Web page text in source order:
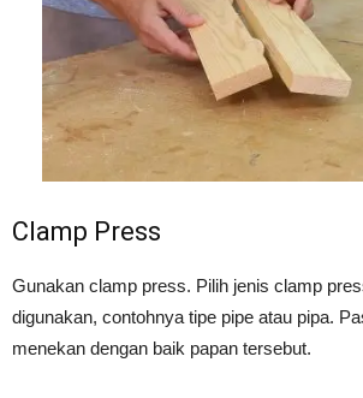
Clamp Press
Gunakan clamp press. Pilih jenis clamp
digunakan, contohnya tipe pipe atau pipa.
menekan dengan baik papan tersebut.